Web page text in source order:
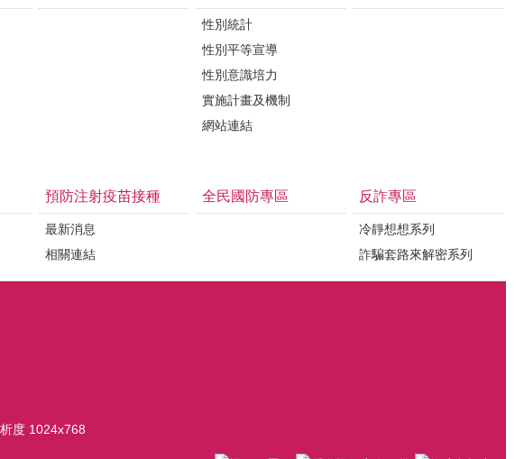
性別統計
性別平等宣導
性別意識培力
實施計畫及機制
網站連結
預防注射疫苗接種
最新消息
相關連結
全民國防專區 反詐專區
冷靜想想系列
詐騙套路來解密系列
度 1024x768